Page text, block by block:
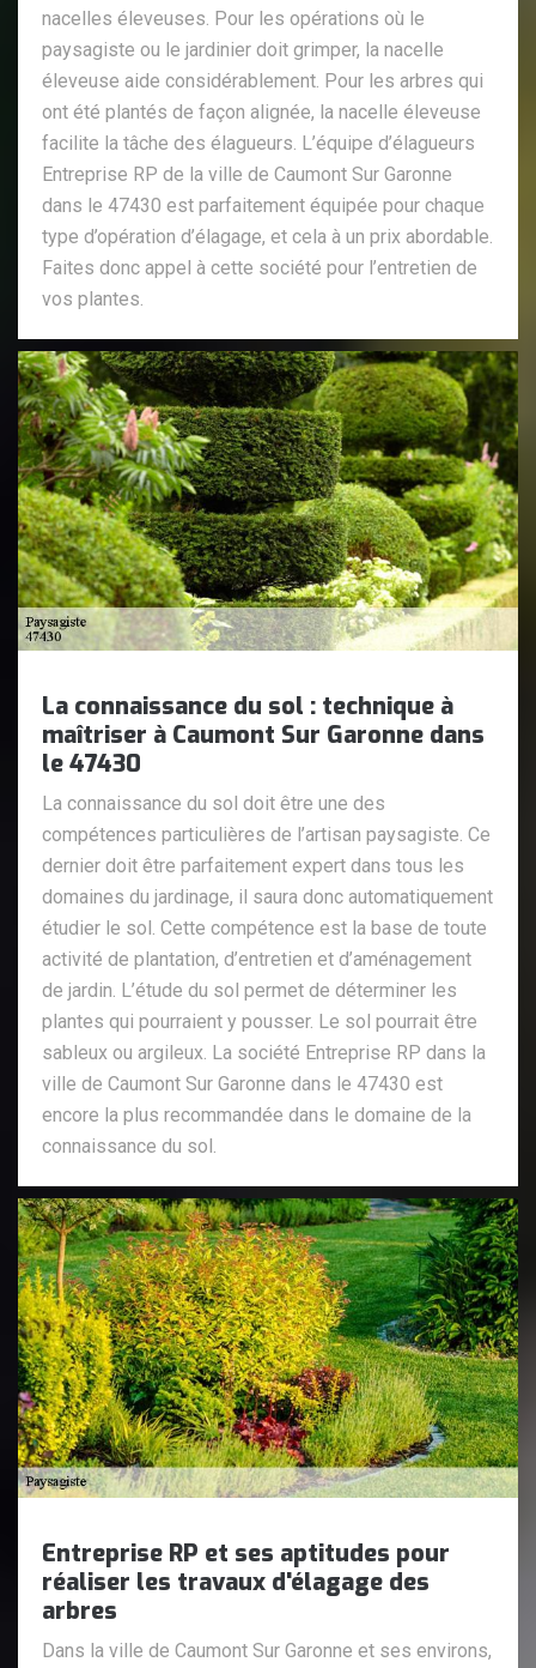
nacelles éleveuses. Pour les opérations où le
paysagiste ou le jardinier doit grimper, la nacelle
éleveuse aide considérablement. Pour les arbres qui
ont été plantés de façon alignée, la nacelle éleveuse
facilite la tâche des élagueurs. L’équipe d’élagueurs
Entreprise RP de la ville de Caumont Sur Garonne
dans le 47430 est parfaitement équipée pour chaque
type d’opération d’élagage, et cela à un prix abordable.
Faites donc appel à cette société pour l’entretien de
vos plantes.
La connaissance du sol : technique à
maîtriser à Caumont Sur Garonne dans
le 47430
La connaissance du sol doit être une des
compétences particulières de l’artisan paysagiste. Ce
dernier doit être parfaitement expert dans tous les
domaines du jardinage, il saura donc automatiquement
étudier le sol. Cette compétence est la base de toute
activité de plantation, d’entretien et d’aménagement
de jardin. L’étude du sol permet de déterminer les
plantes qui pourraient y pousser. Le sol pourrait être
sableux ou argileux. La société Entreprise RP dans la
ville de Caumont Sur Garonne dans le 47430 est
encore la plus recommandée dans le domaine de la
connaissance du sol.
Entreprise RP et ses aptitudes pour
réaliser les travaux d'élagage des
arbres
Dans la ville de Caumont Sur Garonne et ses environs,